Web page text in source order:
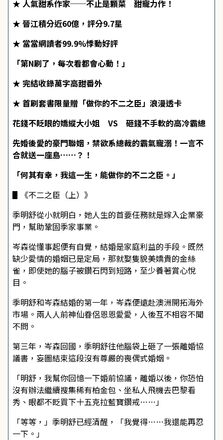
★ 人氣甜系作家──不止是顆菜 甜寵力作！
★ 晉江積分近60億，評分9.7星
★ 當當網讀者99.9%悸動好評
「第N刷了，每次看都會心動！」
★ 完結收錄萬字高甜番外
★ 首刷套書限量贈「做你的不二之臣」浪漫透卡
花錢不眨眼的嬌縱大小姐 VS 砸錢不手軟的高冷霸總
先婚後愛的豪門聯姻，禁欲系總裁的霸氣寵溺！一言不
合就送一座島……？！
「何其有幸，我這一生，能做你的不二之臣。」
▋《不二之臣（上）》
季明舒從小就明白，她人生的首要任務就是嫁入企業豪
門，幫助鞏固季家事業。
岑森從懂事起便有自覺，結婚是家庭利益的手段。既然
缺少愛情的婚姻已是定局，那就娶隻貌美嬌貴的金絲
雀，即使她的腦子被鑽石閃到短路，至少養著賞心悅
目。
季明舒和岑森結婚的第一年，岑森便遠赴澳洲開拓海外
市場。兩人人前神仙眷侶恩恩愛愛，人後互不相容不聞
不問。
第三年，岑森回國，季明舒往他腦袋上砸了一張離婚協
議書，妄圖結束這段沒有尊嚴的喪偶式婚姻。
「明舒，我幫你回憶一下婚前協議，離婚以後，你恐怕
沒有辦法繼續搜集稀有柏金包、坐私人飛機去巴黎看
秀、眼都不眨買下十五克拉藍寶鑽戒……」
「等等，」季明舒已經清醒，「我覺得……我還能再忍
一下。」